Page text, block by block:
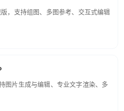
，支持组图、多图参考、交互式编辑
图片生成与编辑、专业文字渲染、多